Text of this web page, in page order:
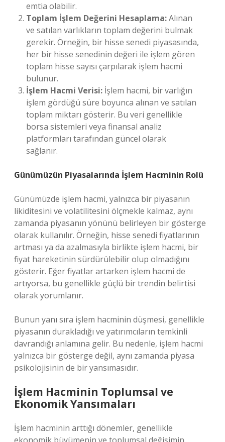
emtia olabilir.
Toplam İşlem Değerini Hesaplama:Alınan
ve satılan varlıkların toplam değerini bulmak
gerekir. Örneğin, bir hisse senedi piyasasında,
her bir hisse senedinin değeri ile işlem gören
toplam hisse sayısı çarpılarak işlem hacmi
bulunur.
İşlem Hacmi Verisi: İşlem hacmi, bir varlığın
işlem gördüğü süre boyunca alınan ve satılan
toplam miktarı gösterir. Bu veri genellikle
borsa sistemleri veya finansal analiz
platformları tarafından güncel olarak
sağlanır.
Günümüzün Piyasalarında İşlem Hacminin Rolü
Günümüzde işlem hacmi, yalnızca bir piyasanın
likiditesini ve volatilitesini ölçmekle kalmaz, aynı
zamanda piyasanın yönünü belirleyen bir gösterge
olarak kullanılır. Örneğin, hisse senedi fiyatlarının
artması ya da azalmasıyla birlikte işlem hacmi, bir
fiyat hareketinin sürdürülebilir olup olmadığını
gösterir. Eğer fiyatlar artarken işlem hacmi de
artıyorsa, bu genellikle güçlü bir trendin belirtisi
olarak yorumlanır.
Bunun yanı sıra işlem hacminin düşmesi, genellikle
piyasanın durakladığı ve yatırımcıların temkinli
davrandığı anlamına gelir. Bu nedenle, işlem hacmi
yalnızca bir gösterge değil, aynı zamanda piyasa
psikolojisinin de bir yansımasıdır.
İşlem Hacminin Toplumsal ve
Ekonomik Yansımaları
İşlem hacminin arttığı dönemler, genellikle